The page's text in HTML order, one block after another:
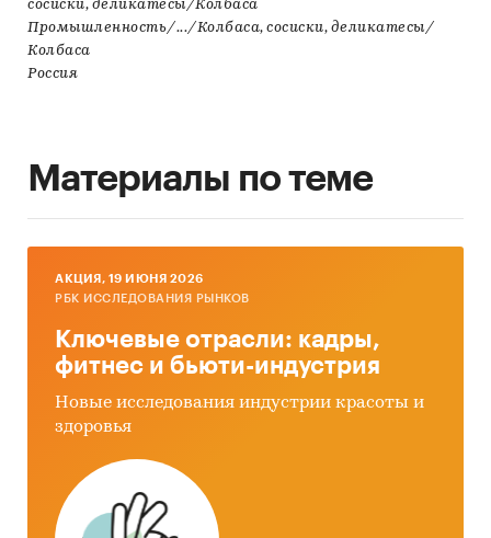
сосиски, деликатесы/Колбаса
Промышленность/.../Колбаса, сосиски, деликатесы/
Колбаса
Россия
Материалы по теме
AКЦИЯ, 19 ИЮНЯ 2026
РБК ИССЛЕДОВАНИЯ РЫНКОВ
Ключевые отрасли: кадры,
фитнес и бьюти-индустрия
Новые исследования индустрии красоты и
здоровья